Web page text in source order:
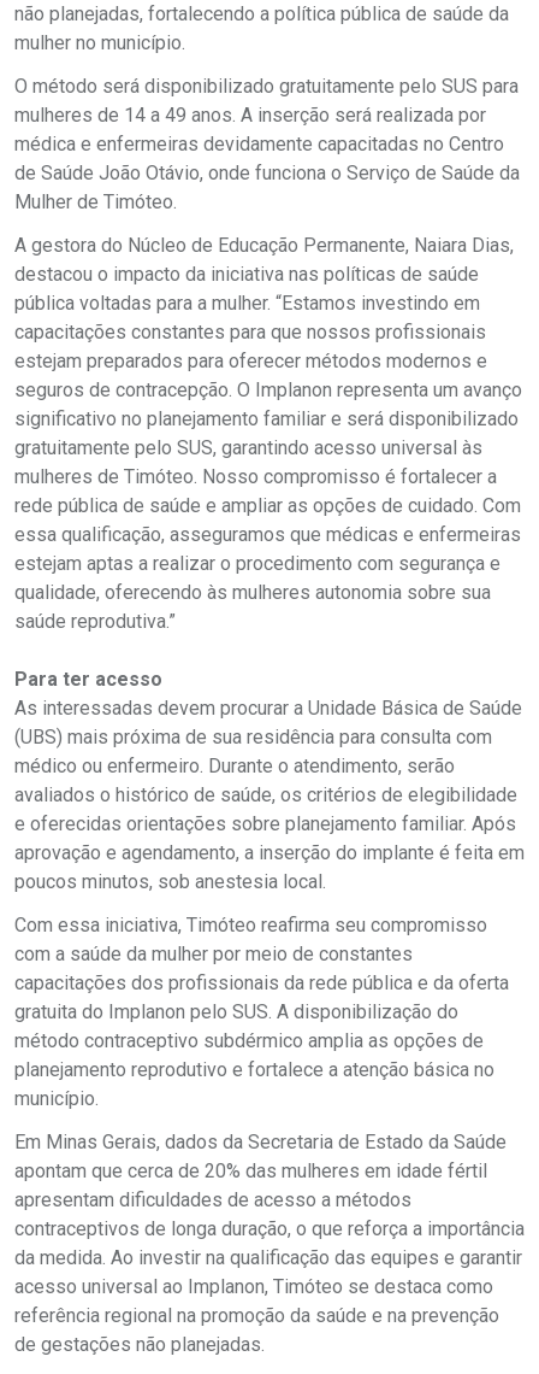
não planejadas, fortalecendo a política pública de saúde da
mulher no município.
O método será disponibilizado gratuitamente pelo SUS para
mulheres de 14 a 49 anos. A inserção será realizada por
médica e enfermeiras devidamente capacitadas no Centro
de Saúde João Otávio, onde funciona o Serviço de Saúde da
Mulher de Timóteo.
A gestora do Núcleo de Educação Permanente, Naiara Dias,
destacou o impacto da iniciativa nas políticas de saúde
pública voltadas para a mulher. “Estamos investindo em
capacitações constantes para que nossos profissionais
estejam preparados para oferecer métodos modernos e
seguros de contracepção. O Implanon representa um avanço
significativo no planejamento familiar e será disponibilizado
gratuitamente pelo SUS, garantindo acesso universal às
mulheres de Timóteo. Nosso compromisso é fortalecer a
rede pública de saúde e ampliar as opções de cuidado. Com
essa qualificação, asseguramos que médicas e enfermeiras
estejam aptas a realizar o procedimento com segurança e
qualidade, oferecendo às mulheres autonomia sobre sua
saúde reprodutiva.”
Para ter acesso
As interessadas devem procurar a Unidade Básica de Saúde
(UBS) mais próxima de sua residência para consulta com
médico ou enfermeiro. Durante o atendimento, serão
avaliados o histórico de saúde, os critérios de elegibilidade
e oferecidas orientações sobre planejamento familiar. Após
aprovação e agendamento, a inserção do implante é feita em
poucos minutos, sob anestesia local.
Com essa iniciativa, Timóteo reafirma seu compromisso
com a saúde da mulher por meio de constantes
capacitações dos profissionais da rede pública e da oferta
gratuita do Implanon pelo SUS. A disponibilização do
método contraceptivo subdérmico amplia as opções de
planejamento reprodutivo e fortalece a atenção básica no
município.
Em Minas Gerais, dados da Secretaria de Estado da Saúde
apontam que cerca de 20% das mulheres em idade fértil
apresentam dificuldades de acesso a métodos
contraceptivos de longa duração, o que reforça a importância
da medida. Ao investir na qualificação das equipes e garantir
acesso universal ao Implanon, Timóteo se destaca como
referência regional na promoção da saúde e na prevenção
de gestações não planejadas.